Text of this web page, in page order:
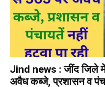
Jind news : जींद जिले
अवैध कब्जे, प्रशासन व